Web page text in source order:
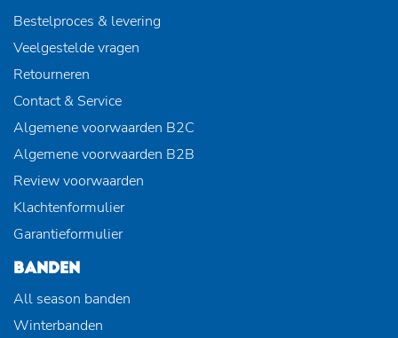
Bestelproces & levering
Veelgestelde vragen
Retourneren
Contact & Service
Algemene voorwaarden B2C
Algemene voorwaarden B2B
Review voorwaarden
Klachtenformulier
Garantieformulier
BANDEN
All season banden
Winterbanden